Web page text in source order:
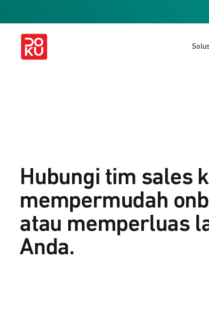
Hubungi tim sales
mempermudah
atau memperluas
Anda.